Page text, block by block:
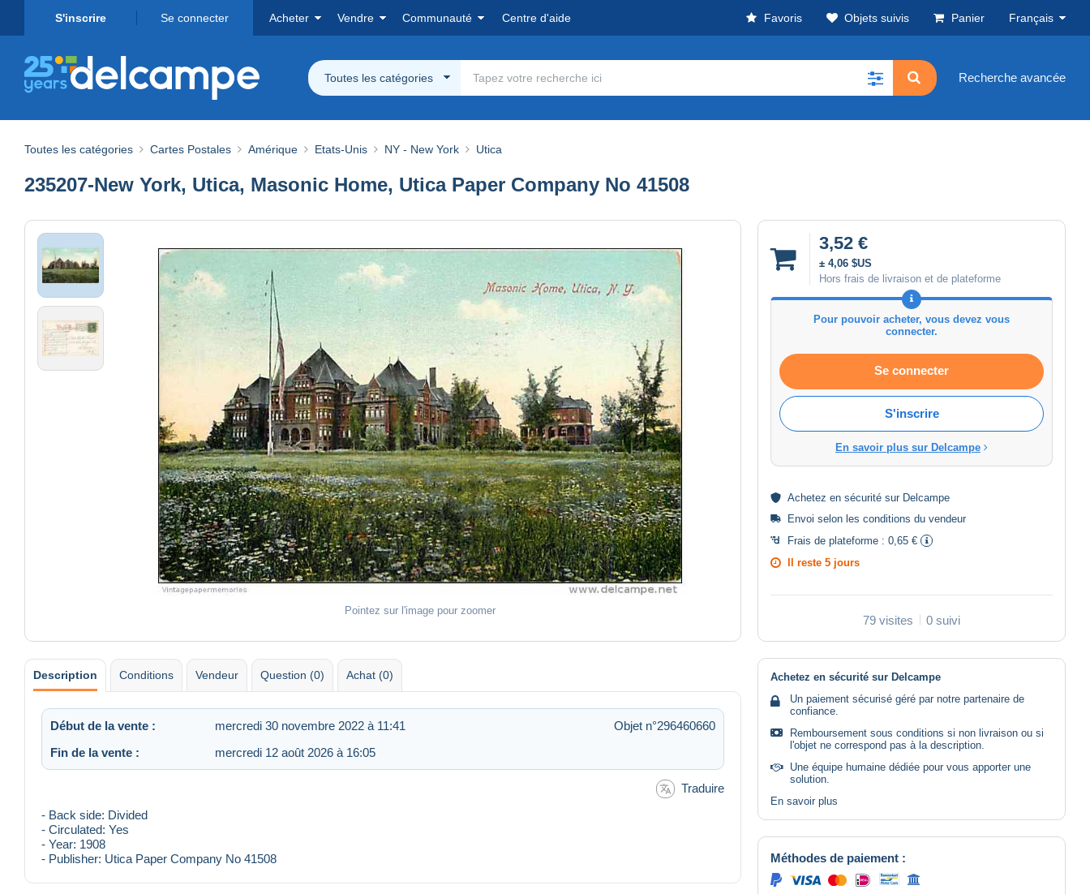
S'inscrire Se connecter Acheter Vendre Communauté Centre d'aide Favoris Objets suivis Panier Français
Toutes les catégories Recherche avancée
Toutes les catégories Cartes Postales Amérique Etats-Unis NY - New York Utica
235207-New York, Utica, Masonic Home, Utica Paper Company No 41508
Pointez sur l'image pour zoomer
3,52 €
± 4,06 $US
Hors frais de livraison et de plateforme
Pour pouvoir acheter, vous devez vous
connecter.
Se connecter
S'inscrire
En savoir plus sur Delcampe
Achetez en sécurité sur Delcampe
Envoi selon les conditions du vendeur
Frais de plateforme : 0,65 €
Il reste 5 jours
79 visites 0 suivi
Description Conditions Vendeur Question (0) Achat (0)
Début de la vente : mercredi 30 novembre 2022 à 11:41
Objet n°296460660
Fin de la vente :
mercredi 12 août 2026 à 16:05
Traduire
- Back side: Divided
- Circulated: Yes
- Year: 1908
- Publisher: Utica Paper Company No 41508
Achetez en sécurité sur Delcampe
Un paiement sécurisé géré par notre partenaire de
confiance.
Remboursement sous conditions si non livraison ou si
l'objet ne correspond pas à la description.
Une équipe humaine dédiée pour vous apporter une
solution.
En savoir plus
Méthodes de paiement :